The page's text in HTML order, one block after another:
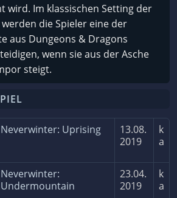
wird. Im klassischen Setting der
die Spieler eine der
aus Dungeons & Dragons
wenn sie aus der Asche
steigt.
Neverwinter: Uprising
13.08.
2019
k
a
Neverwinter:
Undermountain
23.04.
2019
k
a